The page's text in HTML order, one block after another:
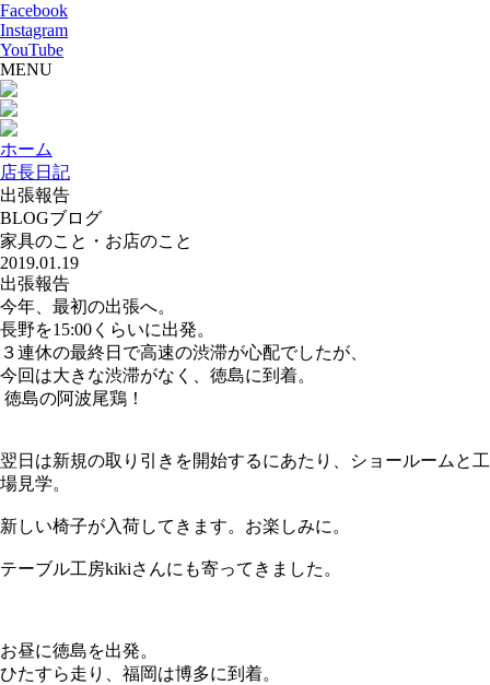
Facebook
Instagram
YouTube
MENU
ホーム
店長日記
出張報告
BLOGブログ
家具のこと・お店のこと
2019.01.19
出張報告
今年、最初の出張へ。
長野を15:00くらいに出発。
３連休の最終日で高速の渋滞が心配でしたが、
今回は大きな渋滞がなく、徳島に到着。
徳島の阿波尾鶏！
翌日は新規の取り引きを開始するにあたり、ショールームと工
場見学。
新しい椅子が入荷してきます。お楽しみに。
テーブル工房kikiさんにも寄ってきました。
お昼に徳島を出発。
ひたすら走り、福岡は博多に到着。